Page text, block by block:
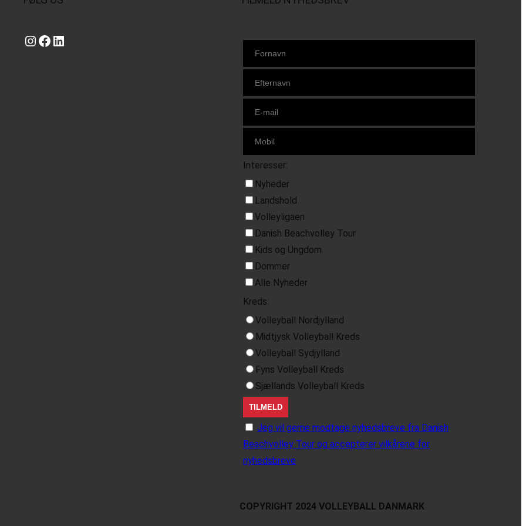
Instagram https://www.facebook.com/danishbeachvolleytour LinkedIn
Interesser:
Nyheder
Landshold
Volleyligaen
Danish Beachvolley Tour
Kids og Ungdom
Dommer
Alle Nyheder
Kreds:
Volleyball Nordjylland
Midtjysk Volleyball Kreds
Volleyball Sydjylland
Fyns Volleyball Kreds
Sjællands Volleyball Kreds
Jeg vil gerne modtage nyhedsbreve fra Danish
Beachvolley Tour og accepterer vilkårene for
nyhedsbreve
COPYRIGHT 2024 VOLLEYBALL DANMARK